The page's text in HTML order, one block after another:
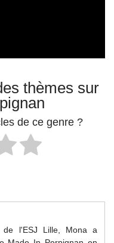
thèmes sur
de ce genre ?
de l'ESJ Lille, Mona a